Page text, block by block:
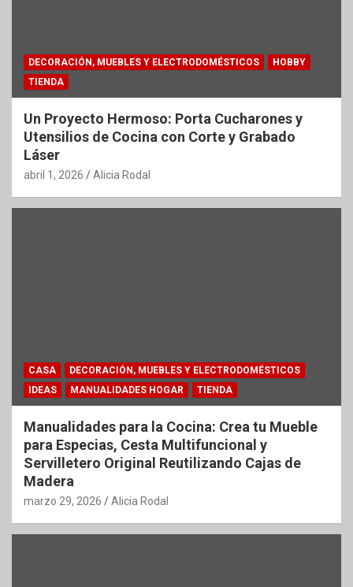
DECORACIÓN, MUEBLES Y ELECTRODOMÉSTICOS
HOBBY
TIENDA
Un Proyecto Hermoso: Porta Cucharones y
Utensilios de Cocina con Corte y Grabado
Láser
abril 1, 2026 Alicia Rodal
CASA
DECORACIÓN, MUEBLES Y ELECTRODOMÉSTICOS
IDEAS
MANUALIDADES HOGAR TIENDA
Manualidades para la Cocina: Crea tu Mueble
para Especias, Cesta Multifuncional y
Servilletero Original Reutilizando Cajas de
Madera
marzo 29, 2026 Alicia Rodal